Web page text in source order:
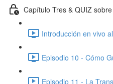
Capítulo Tres & QUIZ
Introducción en vivo
Episodio 10 - Cómo
Episodio 11 - La